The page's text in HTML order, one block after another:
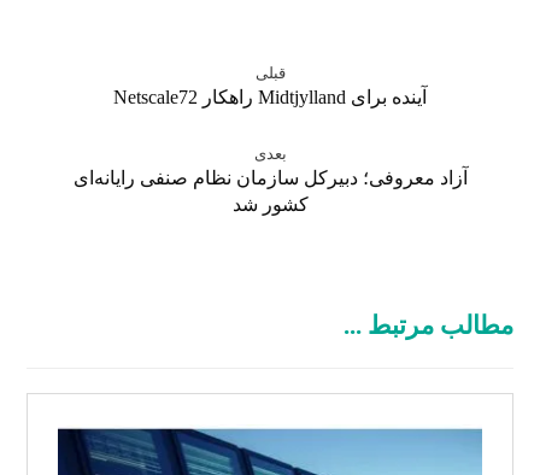
قبلی
آینده برای Midtjylland راهکار Netscale72
بعدی
آزاد معروفی؛ دبیرکل سازمان نظام صنفی رایانه‌ای
کشور شد
مطالب مرتبط ...